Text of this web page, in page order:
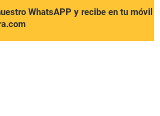
WhatsAPP y recibe en tu móvil